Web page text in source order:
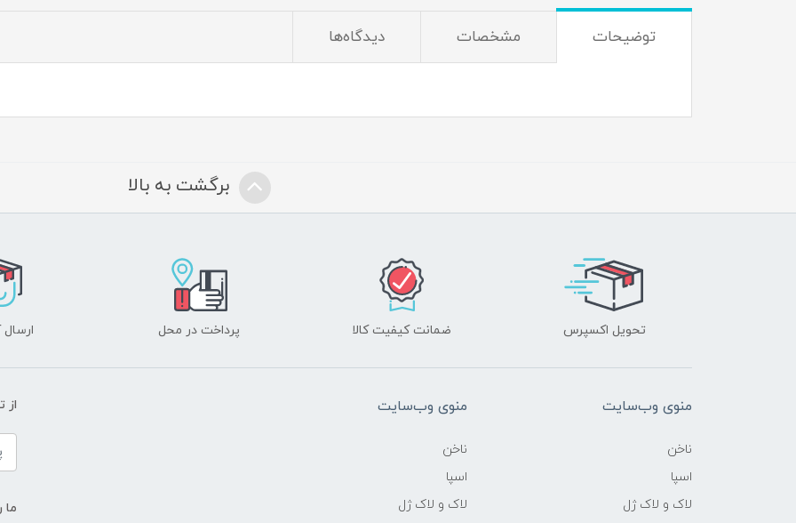
توضیحات مشخصات دیدگاه‌ها
برگشت به بالا
تحویل اکسپرس ضمانت کیفیت کالا پرداخت در محل ارسال
منوی وب‌سایت
ناخن
اسپا
لاک و لاک ژل
منوی وب‌سایت
ناخن
اسپا
لاک و لاک ژل
از
ما